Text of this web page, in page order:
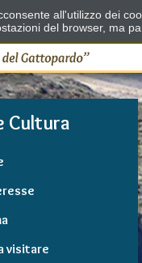
Cultura
visitare
all'utilizzo dei
del browser, ma